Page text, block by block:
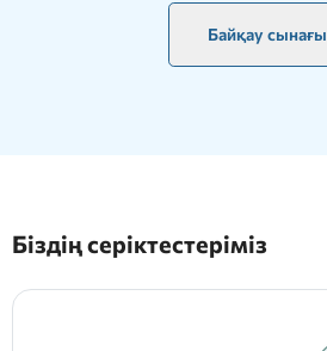
Байқау сынағы
Біздің серіктестеріміз